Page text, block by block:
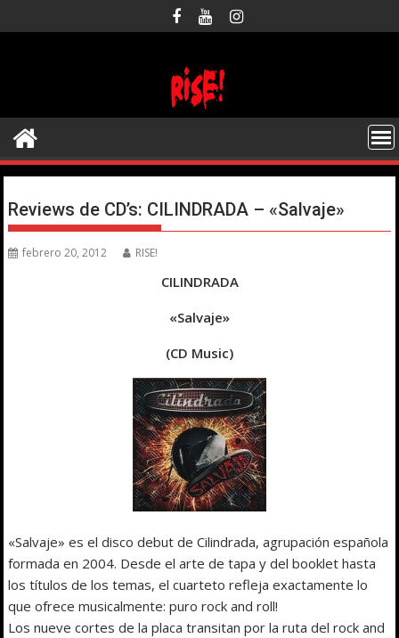
al
Reviews de CD’s: CILINDRADA – «Salvaje»
febrero 20, 2012 RISE!
CILINDRADA
«Salvaje»
(CD Music)
«Salvaje» es el disco debut de Cilindrada, agrupación española
formada en 2004. Desde el arte de tapa y del booklet hasta
los títulos de los temas, el cuarteto refleja exactamente lo
que ofrece musicalmente: puro rock and roll!
Los nueve cortes de la placa transitan por la ruta del rock and